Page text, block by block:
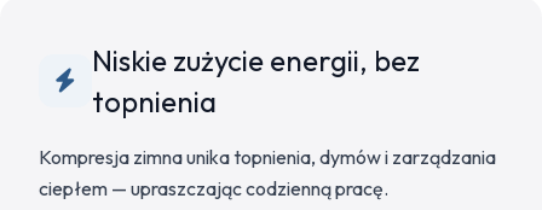
Niskie zużycie energii, bez
topnienia
Kompresja zimna unika topnienia, dymów i zarządzania
ciepłem — upraszczając codzienną pracę.